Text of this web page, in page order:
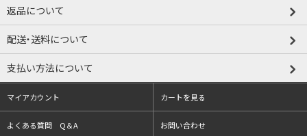
返品について
配送・送料について
支払い方法について
マイアカウント カートを見る
よくある質問 Q＆A お問い合わせ